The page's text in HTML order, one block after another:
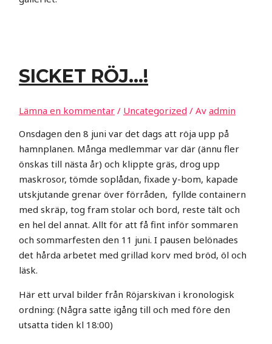
SICKET RÖJ…!
Lämna en kommentar / Uncategorized / Av admin
Onsdagen den 8 juni var det dags att röja upp på
hamnplanen. Många medlemmar var där (ännu fler
önskas till nästa år) och klippte gräs, drog upp
maskrosor, tömde soplådan, fixade y-bom, kapade
utskjutande grenar över förråden, fyllde containern
med skräp, tog fram stolar och bord, reste tält och
en hel del annat. Allt för att få fint inför sommaren
och sommarfesten den 11 juni. I pausen belönades
det hårda arbetet med grillad korv med bröd, öl och
läsk.
Här ett urval bilder från Röjarskivan i kronologisk
ordning: (Några satte igång till och med före den
utsatta tiden kl 18:00)